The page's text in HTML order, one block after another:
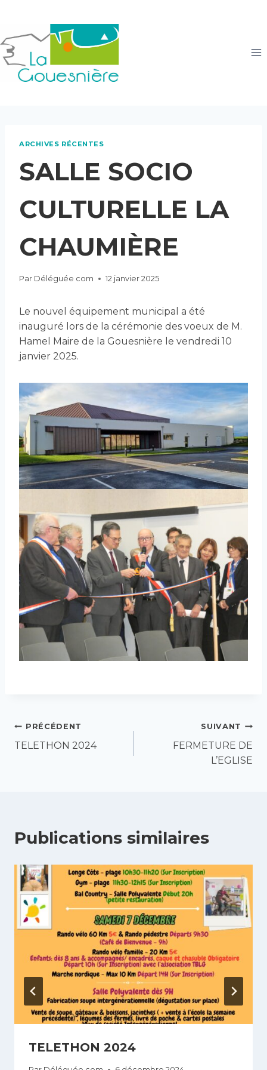
contenu
ARCHIVES RÉCENTES
SALLE SOCIO
CULTURELLE LA
CHAUMIÈRE
Par Déléguée com 12 janvier 2025
Le nouvel équipement municipal a été
inauguré lors de la cérémonie des voeux de M.
Hamel Maire de la Gouesnière le vendredi 10
janvier 2025.
Navigation
de
PRÉCÉDENT
TELETHON 2024
SUIVANT
FERMETURE DE
L’EGLISE
Publications similaires
TELETHON 2024